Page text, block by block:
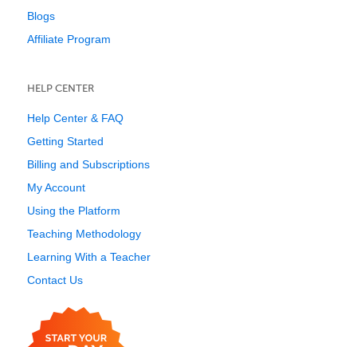
Blogs
Affiliate Program
HELP CENTER
Help Center & FAQ
Getting Started
Billing and Subscriptions
My Account
Using the Platform
Teaching Methodology
Learning With a Teacher
Contact Us